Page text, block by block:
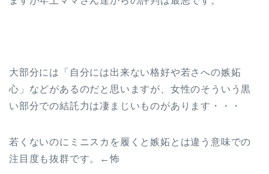
大部分には「自分には出来ない格好や若さへの嫉妬
心」などがあるのだと思いますが、女性のそういう黒
い部分での結託力は凄まじいものがあります・・・
若くないのにミニスカを履くと嫉妬とは違う意味での
注目度も抜群です。←怖